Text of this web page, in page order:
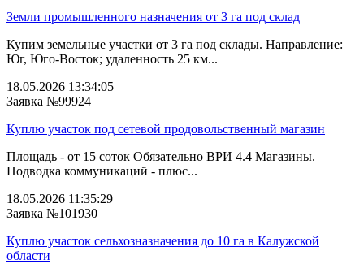
Земли промышленного назначения от 3 га под склад
Купим земельные участки от 3 га под склады. Направление:
Юг, Юго-Восток; удаленность 25 км...
18.05.2026 13:34:05
Заявка №99924
Куплю участок под сетевой продовольственный магазин
Площадь - от 15 соток Обязательно ВРИ 4.4 Магазины.
Подводка коммуникаций - плюс...
18.05.2026 11:35:29
Заявка №101930
Куплю участок сельхозназначения до 10 га в Калужской
области